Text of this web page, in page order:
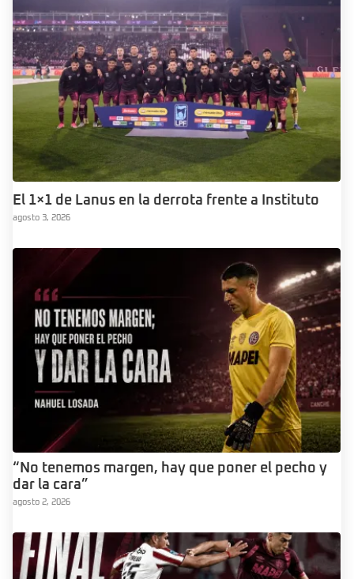
El 1×1 de Lanus en la derrota frente a Instituto
agosto 3, 2026
“No tenemos margen, hay que poner el pecho y
dar la cara”
agosto 2, 2026